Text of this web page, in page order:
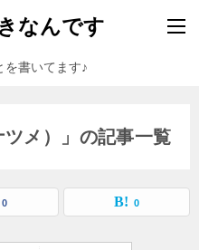
なんです
を書いてます♪
ツメ）」の記事一覧
0 0